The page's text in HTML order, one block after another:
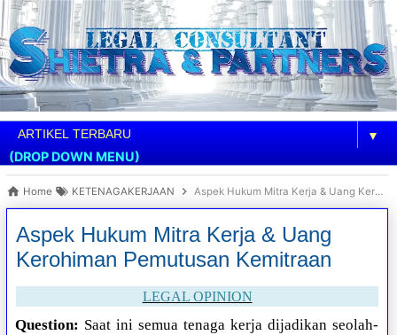
▼
(DROP DOWN MENU)
Home KETENAGAKERJAAN Aspek Hukum Mitra Kerja & Uang Kerohiman Pemutusan Kemitraan
Aspek Hukum Mitra Kerja & Uang
Kerohiman Pemutusan Kemitraan
LEGAL OPINION
Question: Saat ini semua tenaga kerja dijadikan seolah-